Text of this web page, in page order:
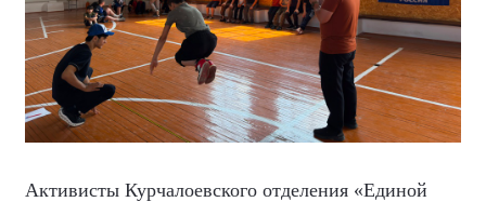
Активисты Курчалоевского отделения «Единой